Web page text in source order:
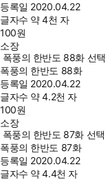
등록일 2020.04.22
글자수 약 4천 자
100원
소장
폭풍의 한반도 88화 선택
폭풍의 한반도 88화
등록일 2020.04.22
글자수 약 4.2천 자
100원
소장
폭풍의 한반도 87화 선택
폭풍의 한반도 87화
등록일 2020.04.22
글자수 약 4.4천 자